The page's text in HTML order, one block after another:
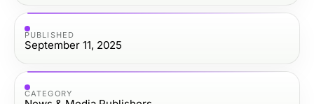
PUBLISHED
September 11, 2025
CATEGORY